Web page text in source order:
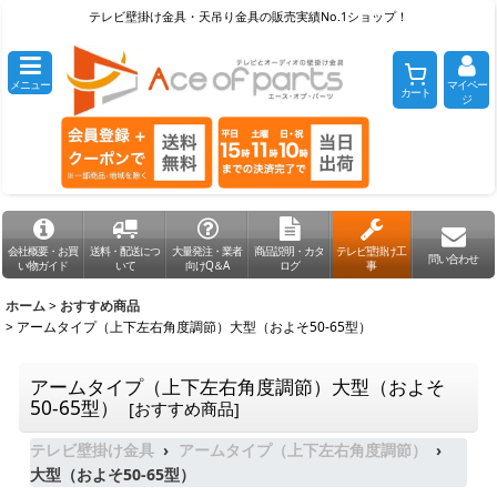
テレビ壁掛け金具・天吊り金具の販売実績No.1ショップ！
メニュー カート
マイペー
ジ
会社概要・お買
い物ガイド
送料・配送につ
いて
大量発注・業者
向けQ＆A
商品説明・カタ
ログ
テレビ壁掛け工
事
問い合わせ
ホーム > おすすめ商品
> アームタイプ（上下左右角度調節）大型（およそ50-65型）
アームタイプ（上下左右角度調節）大型（およそ
50-65型）
[おすすめ商品]
テレビ壁掛け金具
アームタイプ（上下左右角度調節）
大型（およそ50-65型）